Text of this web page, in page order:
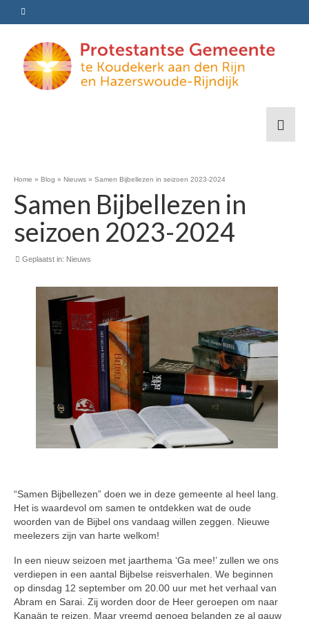
Home » Blog » Nieuws » Samen Bijbellezen in seizoen 2023-2024
Samen Bijbellezen in
seizoen 2023-2024
Geplaatst in: Nieuws
“Samen Bijbellezen” doen we in deze gemeente al heel lang.
Het is waardevol om samen te ontdekken wat de oude
woorden van de Bijbel ons vandaag willen zeggen. Nieuwe
meelezers zijn van harte welkom!
In een nieuw seizoen met jaarthema ‘Ga mee!’ zullen we ons
verdiepen in een aantal Bijbelse reisverhalen. We beginnen
op dinsdag 12 september om 20.00 uur met het verhaal van
Abram en Sarai. Zij worden door de Heer geroepen om naar
Kanaän te reizen. Maar vreemd genoeg belanden ze al gauw